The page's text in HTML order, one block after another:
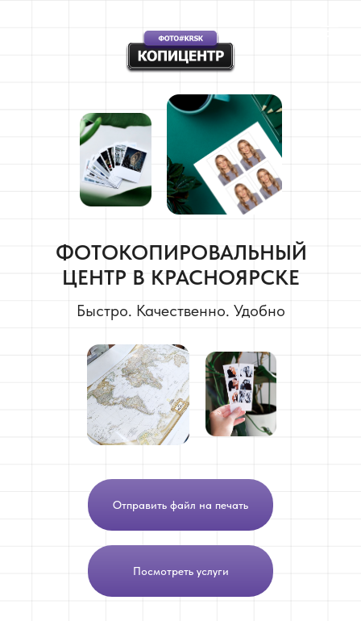
Быстро. Качественно. Удобно
ФОТОКОПИРОВАЛЬНЫЙ
ЦЕНТР В КРАСНОЯРСКЕ
Посмотреть услуги
Отправить файл на печать